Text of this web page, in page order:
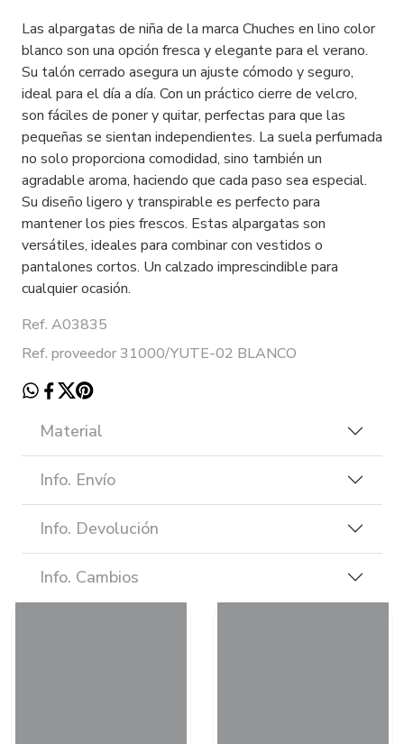
Las alpargatas de niña de la marca Chuches en lino color
blanco son una opción fresca y elegante para el verano.
Su talón cerrado asegura un ajuste cómodo y seguro,
ideal para el día a día. Con un práctico cierre de velcro,
son fáciles de poner y quitar, perfectas para que las
pequeñas se sientan independientes. La suela perfumada
no solo proporciona comodidad, sino también un
agradable aroma, haciendo que cada paso sea especial.
Su diseño ligero y transpirable es perfecto para
mantener los pies frescos. Estas alpargatas son
versátiles, ideales para combinar con vestidos o
pantalones cortos. Un calzado imprescindible para
cualquier ocasión.
Ref. A03835
Ref. proveedor 31000/YUTE-02 BLANCO
Material
Info. Envío
Info. Devolución
Info. Cambios